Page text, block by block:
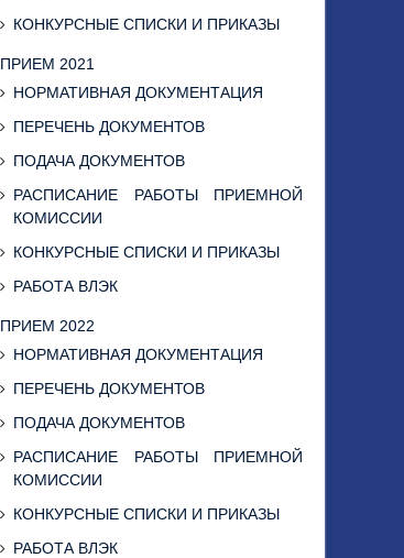
КОНКУРСНЫЕ СПИСКИ И ПРИКАЗЫ
ПРИЕМ 2021
НОРМАТИВНАЯ ДОКУМЕНТАЦИЯ
ПЕРЕЧЕНЬ ДОКУМЕНТОВ
ПОДАЧА ДОКУМЕНТОВ
РАСПИСАНИЕ РАБОТЫ ПРИЕМНОЙ
КОМИССИИ
КОНКУРСНЫЕ СПИСКИ И ПРИКАЗЫ
РАБОТА ВЛЭК
ПРИЕМ 2022
НОРМАТИВНАЯ ДОКУМЕНТАЦИЯ
ПЕРЕЧЕНЬ ДОКУМЕНТОВ
ПОДАЧА ДОКУМЕНТОВ
РАСПИСАНИЕ РАБОТЫ ПРИЕМНОЙ
КОМИССИИ
КОНКУРСНЫЕ СПИСКИ И ПРИКАЗЫ
РАБОТА ВЛЭК